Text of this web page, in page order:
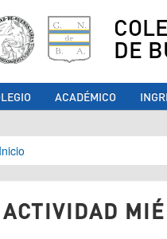
DE
ACADÉMICO
encuentra
Inicio
ACTIVIDAD